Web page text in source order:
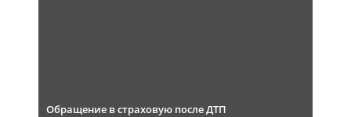
Обращение в страховую после ДТП